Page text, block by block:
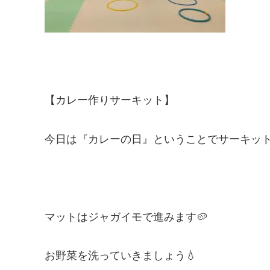
【カレー作りサーキット】
今日は『カレーの日』ということでサーキッ
マットはジャガイモで進みます🥔
お野菜を洗っていきましょう💧